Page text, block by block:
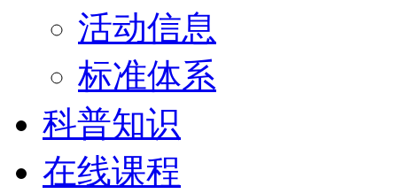
活动信息
标准体系
科普知识
在线课程